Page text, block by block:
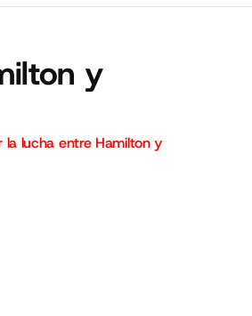
y
la lucha entre Hamilton y